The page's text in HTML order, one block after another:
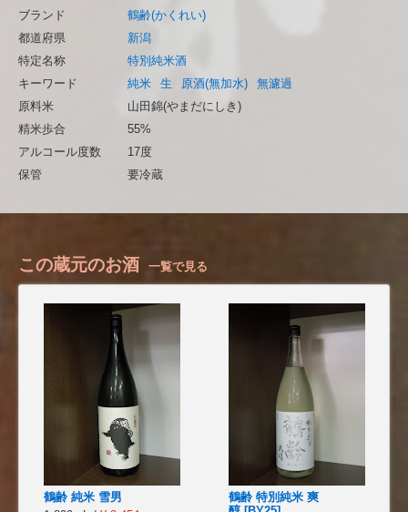
ブランド
鶴齢(かくれい)
都道府県
新潟
特定名称
特別純米酒
キーワード
純米 生 原酒(無加水)
無濾過
原料米
山田錦(やまだにしき)
精米歩合
55%
アルコール度数
17度
保管
要冷蔵
この蔵元のお酒 一覧で見る
鶴齢 純米 雪男
鶴齢 特別純米 爽